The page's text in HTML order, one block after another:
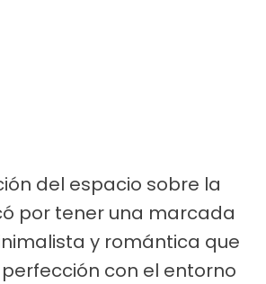
del espacio sobre la
por tener una marcada
y romántica que
con el entorno